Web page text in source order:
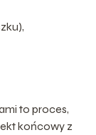
to proces,
końcowy z